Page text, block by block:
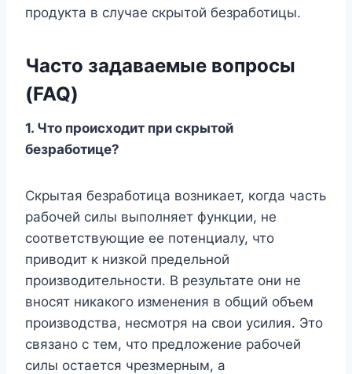
продукта в случае скрытой безработицы.
Часто задаваемые вопросы
(FAQ)
1. Что происходит при скрытой
безработице?
Скрытая безработица возникает, когда часть
рабочей силы выполняет функции, не
соответствующие ее потенциалу, что
приводит к низкой предельной
производительности. В результате они не
вносят никакого изменения в общий объем
производства, несмотря на свои усилия. Это
связано с тем, что предложение рабочей
силы остается чрезмерным, а